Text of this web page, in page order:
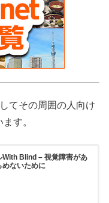
てその周囲の人向け
す。
With Blind – 視覚障害があ
めないために